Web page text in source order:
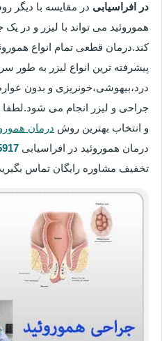
در افراسیابی در مقایسه با دیگر
هموروئید می تواند با لیزر و در
کند.درمان قطعی تمام انواع
پیشرفته ترین انواع لیزر به طور
درد،بیهوشی،خونریزی و بدون
جراحی و لیزر انجام می شود.لطفا
و انتخاب بهترین روش درمان
درمان هموروئید در افراسیابی
تخفیف مشاوره رایگان تماس